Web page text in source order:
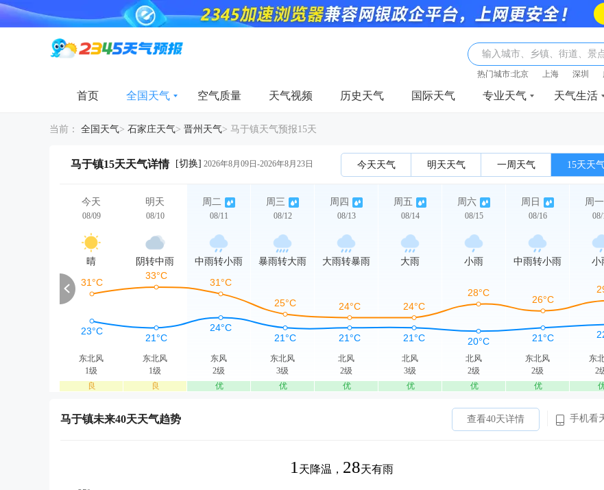
输入城市、乡镇、街道、景
热门城市:北京 上海 深圳
首页 全国天气 空气质量 天气视频 历史天气 国际天气 专业天气 天气生活
当前： 全国天气> 石家庄天气> 晋州天气> 马于镇天气预报15天
马于镇15天天气详情 [切换] 2026年8月09日-2026年8月23日 今天天气 明天天气 一周天气 15天天
今天
08/09
晴
东北风
1级
良
明天
08/10
阴转中雨
东北风
1级
良
周二
08/11
中雨转小雨
东风
2级
优
周三
08/12
暴雨转大雨
东北风
3级
优
周四
08/13
大雨转暴雨
北风
2级
优
周五
08/14
大雨
北风
3级
优
周六
08/15
小雨
北风
2级
优
周日
08/16
中雨转小雨
东北风
2级
优
周一
08/
小
东
2
马于镇未来40天天气趋势 查看40天详情 手机看
1 天降温， 28天有雨